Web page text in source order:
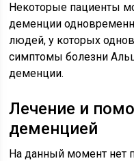
Некоторые пациенты
деменции
людей, у которых
симптомы болезни
деменции.
Лечение и
деменцией
На данный момент нет